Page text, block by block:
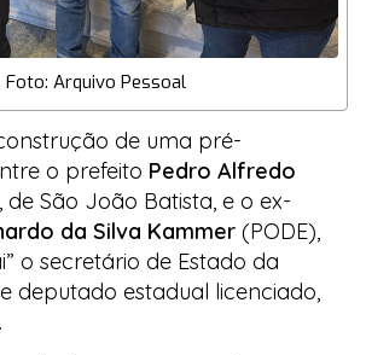
Foto: Arquivo Pessoal
de uma pré-
o prefeito Pedro Alfredo
de São João Batista, e o ex-
da Silva Kammer (PODE),
o secretário de Estado da
deputado estadual licenciado,
.